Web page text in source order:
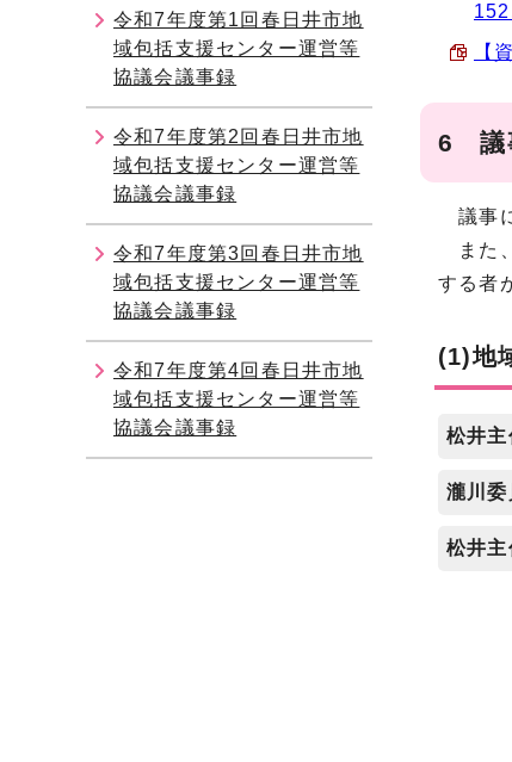
【
6 議
議事
また
する者
(1)地
松井主
瀧川委
松井主
令和7年度第1回春日井市地
域包括支援センター運営等
協議会議事録
令和7年度第2回春日井市地
域包括支援センター運営等
協議会議事録
令和7年度第3回春日井市地
域包括支援センター運営等
協議会議事録
令和7年度第4回春日井市地
域包括支援センター運営等
協議会議事録